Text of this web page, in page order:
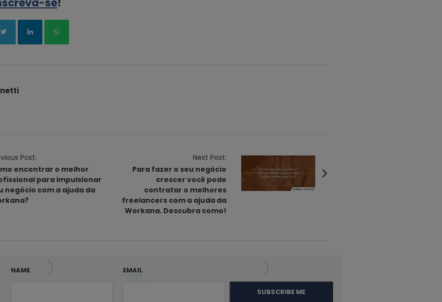
Post:
encontrar o melhor
para impulsionar
negócio com a ajuda da
Next Post:
Para fazer o seu negócio
crescer você pode
contratar o melhores
freelancers com a ajuda da
Workana. Descubra como!
NAME EMAIL
SUBSCRIBE ME